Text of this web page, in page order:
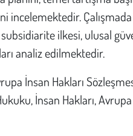
incelemektedir.
ilkesi, ulusal
analiz edilmektedir.
İnsan Hakları
İnsan Hakları,